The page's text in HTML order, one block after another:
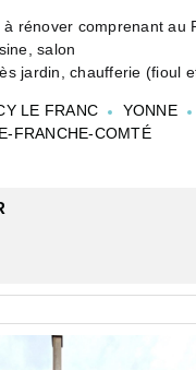
rénover comprenant au
salon
jardin, chaufferie (fioul
de passage pour
chambre, grenier
LE FRANC
YONNE
FRANCHE-COMTÉ